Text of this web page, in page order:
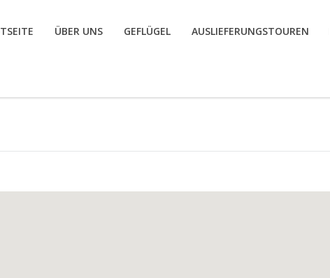
ÜBER UNS GEFLÜGEL AUSLIEFERUNGSTOUREN